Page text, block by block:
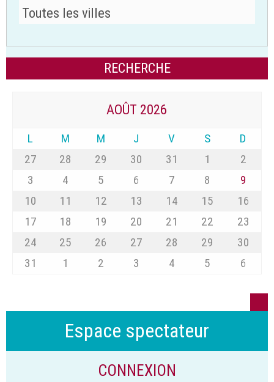
AOÛT 2026
L M M J V S
D
27
28 29 30 31 1
2
3
4 5 6 7 8
9
10
11 12 13 14 15
16
17
18 19 20 21 22
23
24
25 26 27 28 29
30
31
1 2 3 4 5 6
Espace spectateur
CONNEXION